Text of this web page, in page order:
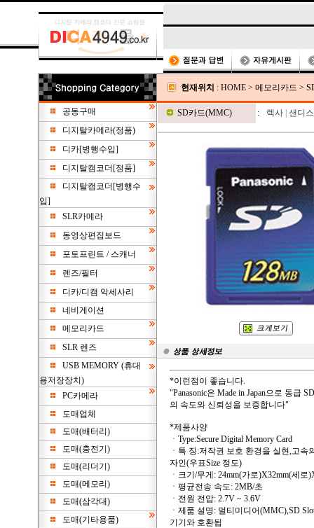
공동구매
디지탈카메라(정품)
디카[병행수입]
디지탈캠코더[정품]
디지탈캠코더[병행수
입]
SLR카메라
동영상편집보드
포토프린트 / 스캐너
렌즈/필터
디카/디캠 악세사리
네비게이션
메모리카드
SLR 렌즈
USB MEMORY (휴대
용저장장치)
PC카메라
도매업체
도매(배터리)
도매(충전기)
도매(리더기)
도매(메모리)
도매(삼각대)
도매(기타용품)
현재위치 : HOME > 메모리카드 >
SD카드(MMC) : 렉사 샌디
*이런점이 좋습니다.
"Panasonic은 Made in Japan으로 동급
의 속도와 신뢰성을 보증합니다"
*제품사양
ㆍType:Secure Digital Memory Card
ㆍ특 징:저작권 보호 환경을 실현,고속
자인(우표Size 정도)
ㆍ크기/무게: 24mm(가로)X32mm(세로
ㆍ평균전송 속도: 2MB/초
ㆍ전원 전압: 2.7V ~ 3.6V
ㆍ제품 설명: 멀티미디어(MMC),SD
기기와 호환됨